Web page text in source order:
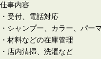
仕事内容
・受付、電話対応
・シャンプー、カラー、パー
・材料などの在庫管理
・店内清掃、洗濯など